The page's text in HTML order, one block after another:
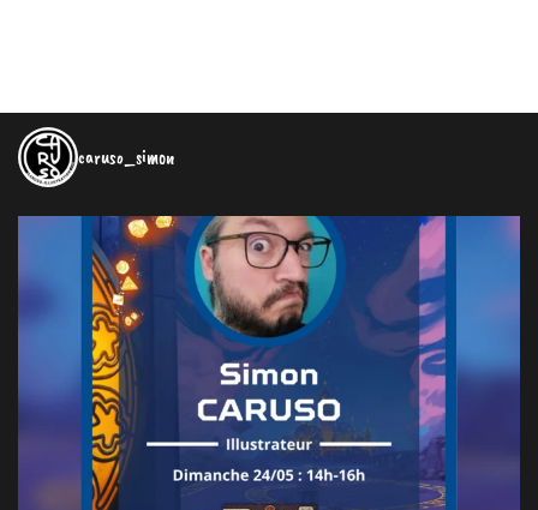
caruso_simon